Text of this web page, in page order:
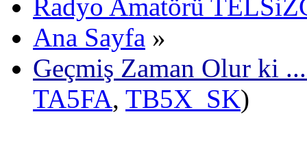
Radyo Amatörü
Ana Sayfa »
Geçmiş Zaman Olur ki
TA5FA, TB5X_SK)